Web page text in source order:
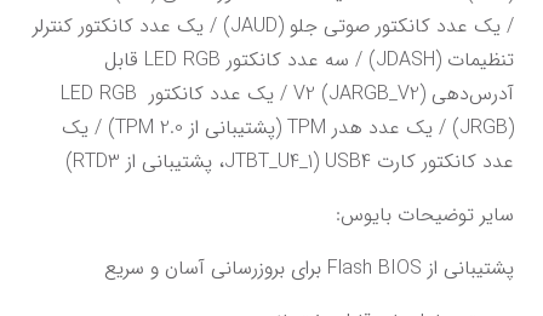
آدرس‌دهی V2 (JARGB_V2) / یک عدد کانکتور LED RGB
عدد کانکتور کارت USB4 (JTBT_U4_1، پشتیبانی از RTD3)
سایر توضیحات بایوس:
پشتیبانی از Flash BIOS برای بروزرسانی آسان و سریع